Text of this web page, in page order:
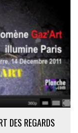
DES REGARDS